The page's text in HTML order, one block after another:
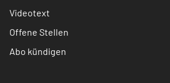
Videotext
Offene Stellen
Abo kündigen